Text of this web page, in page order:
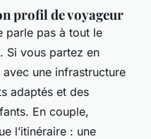
profil de voyageur
parle pas à tout le
Si vous partez en
une infrastructure
adaptés et des
En couple,
l’itinéraire : une